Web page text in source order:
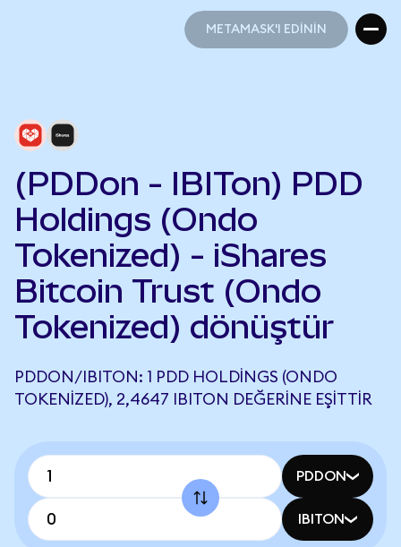
METAMASK'I EDİNİN
(PDDon - IBITon) PDD
Holdings (Ondo
Tokenized) - iShares
Bitcoin Trust (Ondo
Tokenized) dönüştür
PDDON/IBITON: 1 PDD HOLDINGS (ONDO
TOKENIZED), 2,4647 IBITON DEĞERINE EŞITTIR
PDDON
IBITON